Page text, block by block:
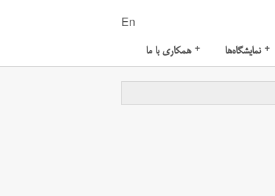
En
همکاری با ما + نمایشگاه‌ها +